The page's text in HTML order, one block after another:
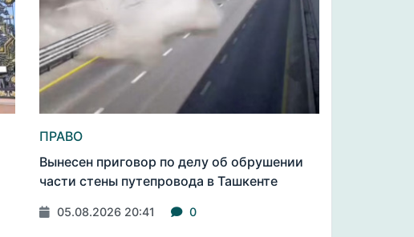
ПРАВО
Вынесен приговор по делу об обрушении
части стены путепровода в Ташкенте
05.08.2026 20:41 0